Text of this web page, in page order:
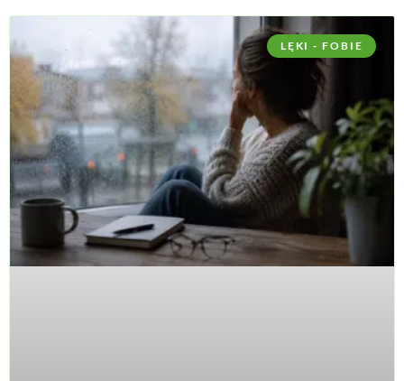
LĘKI - FOBIE